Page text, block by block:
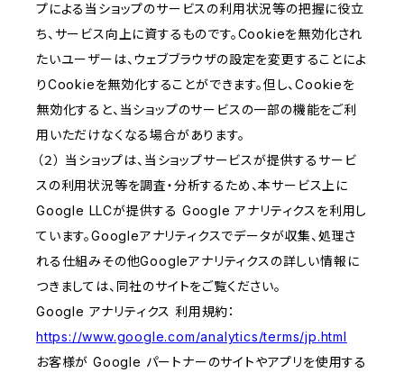
プによる当ショップのサービスの利用状況等の把握に役立
ち、サービス向上に資するものです。Cookieを無効化され
たいユーザーは、ウェブブラウザの設定を変更することによ
りCookieを無効化することができます。但し、Cookieを
無効化すると、当ショップのサービスの一部の機能をご利
用いただけなくなる場合があります。
（２） 当ショップは、当ショップサービスが提供するサービ
スの利用状況等を調査・分析するため、本サービス上に
Google LLCが提供する Google アナリティクスを利用し
ています。Googleアナリティクスでデータが収集、処理さ
れる仕組みその他Googleアナリティクスの詳しい情報に
つきましては、同社のサイトをご覧ください。
Google アナリティクス 利用規約：
https://www.google.com/analytics/terms/jp.html
お客様が Google パートナーのサイトやアプリを使用する